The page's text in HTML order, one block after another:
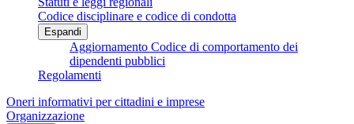
Codice disciplinare e codice di condotta
Espandi
Aggiornamento Codice di comportamento dei
dipendenti pubblici
Regolamenti
Oneri informativi per cittadini e imprese
Organizzazione